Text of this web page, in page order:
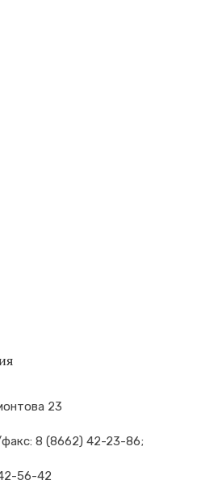
23
8 (8662) 42-23-86;
56-42